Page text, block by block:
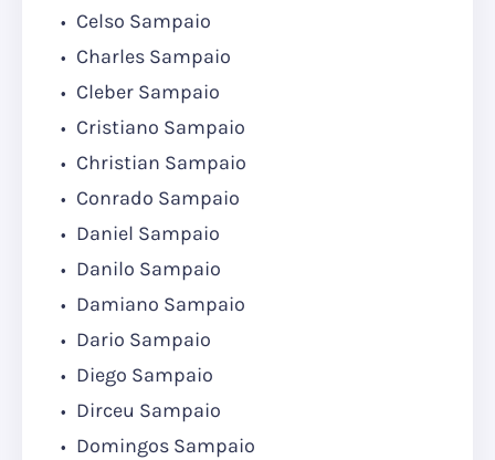
Celso Sampaio
Charles Sampaio
Cleber Sampaio
Cristiano Sampaio
Christian Sampaio
Conrado Sampaio
Daniel Sampaio
Danilo Sampaio
Damiano Sampaio
Dario Sampaio
Diego Sampaio
Dirceu Sampaio
Domingos Sampaio